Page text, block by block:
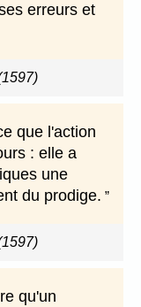
erreurs et
que l'action
: elle a
une
du prodige.
qu'un